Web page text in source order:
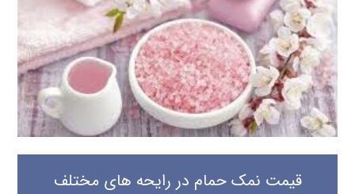
قیمت نمک حمام در رایحه های مختلف